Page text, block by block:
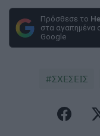
Πρόσθεσε το
στα αγαπημένα
Google
ΣΧΕΣΕΙΣ